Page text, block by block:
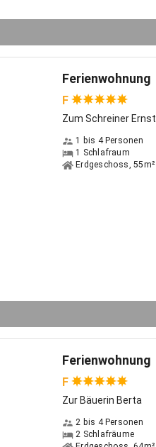
Ferienwohnung
F
Zum Schreiner Ernstl
1 bis 4 Personen
1 Schlafraum
Erdgeschoss, 55m²
Ferienwohnung
F
Zur Bäuerin Berta
2 bis 4 Personen
2 Schlafräume